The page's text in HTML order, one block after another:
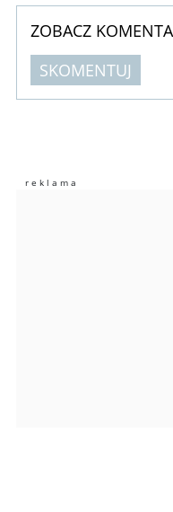
ZOBACZ
SKOMENTUJ
Imię (Wymagane)